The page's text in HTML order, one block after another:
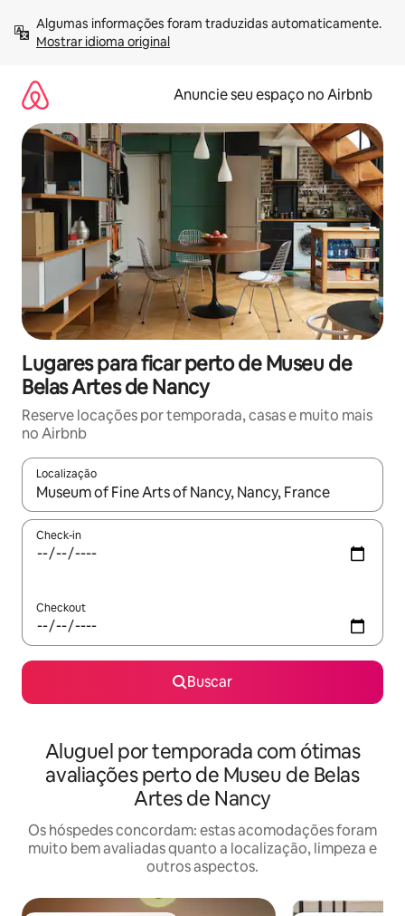
para
Mostrar idioma original
Anuncie seu espaço no Airbnb
Lugares para ficar perto de Museu de
Belas Artes de Nancy
Reserve locações por temporada, casas e muito mais
no Airbnb
Localização
Quando os resultados estiverem disponíveis, explore-os
Check-in
Checkout
Buscar
Aluguel por temporada com ótimas
avaliações perto de Museu de Belas
Artes de Nancy
Os hóspedes concordam: estas acomodações foram
muito bem avaliadas quanto a localização, limpeza e
outros aspectos.